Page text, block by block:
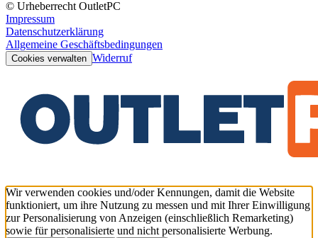
© Urheberrecht OutletPC
Impressum
Datenschutzerklärung
Allgemeine Geschäftsbedingungen
Cookies verwalten Widerruf
Wir verwenden cookies und/oder Kennungen, damit die Website
funktioniert, um ihre Nutzung zu messen und mit Ihrer Einwilligung
zur Personalisierung von Anzeigen (einschließlich Remarketing)
sowie für personalisierte und nicht personalisierte Werbung.